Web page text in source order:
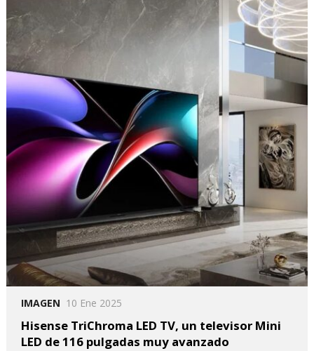
IMAGEN 10 Ene 2025
Hisense TriChroma LED TV, un televisor Mini
LED de 116 pulgadas muy avanzado